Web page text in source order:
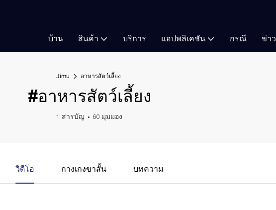
บ้าน สินค้า บริการ แอปพลิเคชัน กรณี ข่าว
Jimu อาหารสัตว์เลี้ยง
#อาหารสัตว์เลี้ยง
1 สารบัญ 60 มุมมอง
วิดีโอ กางเกงขาสั้น บทความ